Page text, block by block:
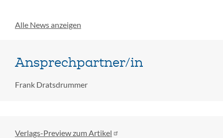
Alle News anzeigen
Ansprechpartner/in
Frank Dratsdrummer
Verlags-Preview zum Artikel